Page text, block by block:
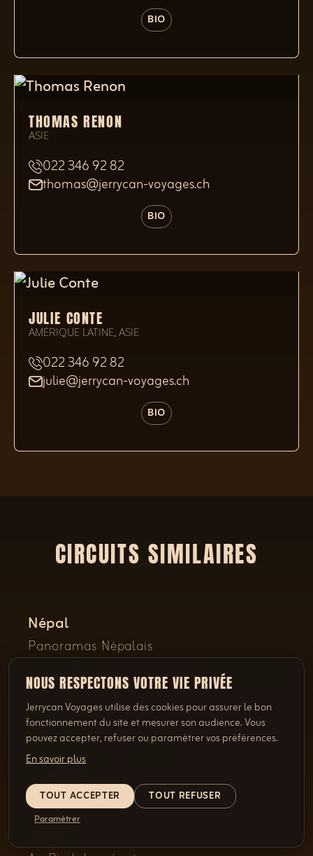
NOUS RESPECTONS VOTRE VIE PRIVÉE
Jerrycan Voyages utilise des cookies pour assurer le bon
fonctionnement du site et mesurer son audience. Vous
pouvez accepter, refuser ou paramétrer vos préférences.
En savoir plus
TOUT ACCEPTER TOUT REFUSER
Paramétrer
BIO
THOMAS RENON
ASIE
022 346 92 82
thomas@jerrycan-voyages.ch
BIO
JULIE CONTE
AMÉRIQUE LATINE, ASIE
022 346 92 82
julie@jerrycan-voyages.ch
BIO
CIRCUITS SIMILAIRES
Népal
Panoramas Népalais
20 JOURS CHF 3'340.-
Népal
Magnificence himalayenne
17 JOURS